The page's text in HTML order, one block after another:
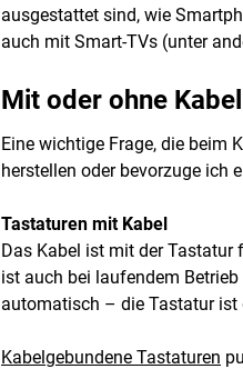
ausgestattet sind, wie
auch mit Smart-TVs (unter
Mit oder ohne
Eine wichtige Frage, die beim
herstellen oder bevorzuge ich
Tastaturen mit Kabel
Das Kabel ist mit der Tastatur
ist auch bei laufendem
automatisch – die Tastatur ist
Kabelgebundene Tastaturen